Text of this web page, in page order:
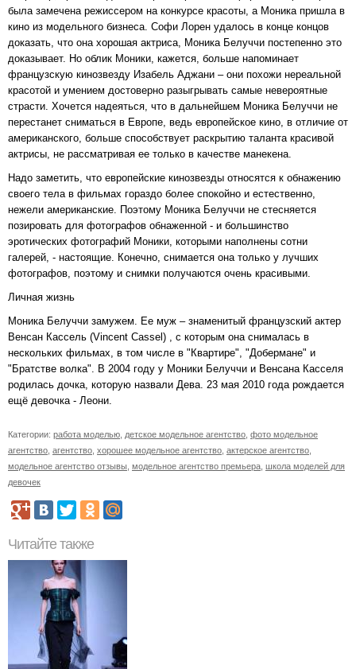
была замечена режиссером на конкурсе красоты, а Моника пришла в
кино из модельного бизнеса. Софи Лорен удалось в конце концов
доказать, что она хорошая актриса, Моника Белуччи постепенно это
доказывает. Но облик Моники, кажется, больше напоминает
французскую кинозвезду Изабель Аджани – они похожи нереальной
красотой и умением достоверно разыгрывать самые невероятные
страсти. Хочется надеяться, что в дальнейшем Моника Белуччи не
перестанет сниматься в Европе, ведь европейское кино, в отличие от
американского, больше способствует раскрытию таланта красивой
актрисы, не рассматривая ее только в качестве манекена.
Надо заметить, что европейские кинозвезды относятся к обнажению
своего тела в фильмах гораздо более спокойно и естественно,
нежели американские. Поэтому Моника Белуччи не стесняется
позировать для фотографов обнаженной - и большинство
эротических фотографий Моники, которыми наполнены сотни
галерей, - настоящие. Конечно, снимается она только у лучших
фотографов, поэтому и снимки получаются очень красивыми.
Личная жизнь
Моника Белуччи замужем. Ее муж – знаменитый французский актер
Венсан Кассель (Vincent Cassel) , с которым она снималась в
нескольких фильмах, в том числе в "Квартире", "Добермане" и
"Братстве волка". В 2004 году у Моники Белуччи и Венсана Касселя
родилась дочка, которую назвали Дева. 23 мая 2010 года рождается
ещё девочка - Леони.
Категории: работа моделью детское модельное агентство фото модельное
агентство агентство хорошее модельное агентство актерское агентство
модельное агентство отзывы модельное агентство премьера школа моделей для
девочек
Читайте также